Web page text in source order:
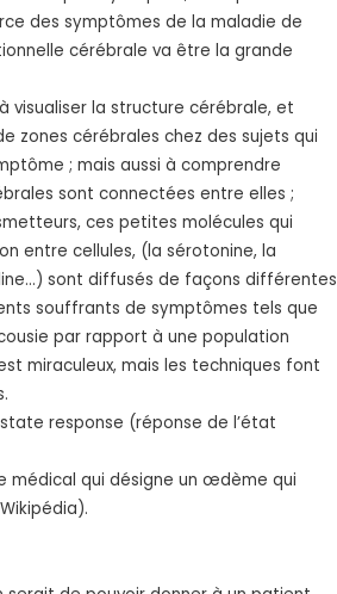
des symptômes de la maladie de
cérébrale va être la grande
visualiser la structure cérébrale, et
zones cérébrales chez des sujets qui
; mais aussi à comprendre
sont connectées entre elles ;
ces petites molécules qui
entre cellules, (la sérotonine, la
sont diffusés de façons différentes
souffrants de symptômes tels que
par rapport à une population
miraculeux, mais les techniques font
response (réponse de l’état
médical qui désigne un œdème qui